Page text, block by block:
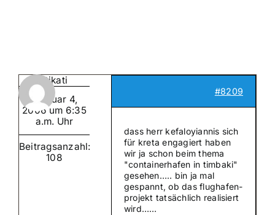
Mein
kritikati
Februar 4,
2006 um 6:35
a.m. Uhr
Beitragsanzahl:
108
#8209
dass herr kefaloyiannis sich
für kreta engagiert haben
wir ja schon beim thema
"containerhafen in timbaki"
gesehen….. bin ja mal
gespannt, ob das flughafen-
projekt tatsächlich realisiert
wird……